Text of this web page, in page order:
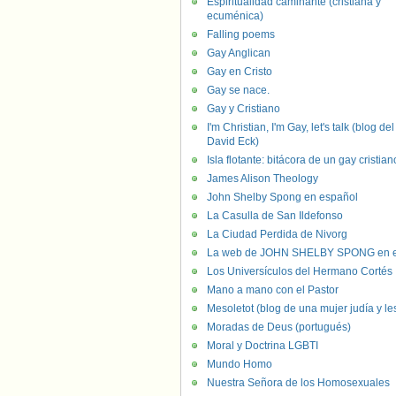
ecuménica)
Falling poems
Gay Anglican
Gay en Cristo
Gay se nace.
Gay y Cristiano
I'm Christian, I'm Gay, let's talk (blog del
David Eck)
Isla flotante: bitácora de un gay
James Alison Theology
John Shelby Spong en español
La Casulla de San Ildefonso
La Ciudad Perdida de Nivorg
La web de JOHN SHELBY SPONG en
Los Universículos del Hermano Cortés
Mano a mano con el Pastor
Mesoletot (blog de una mujer judía y
Moradas de Deus (portugués)
Moral y Doctrina LGBTI
Mundo Homo
Nuestra Señora de los Homosexuales